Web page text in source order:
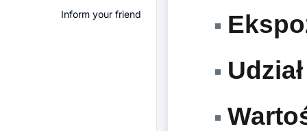
Inform your friend